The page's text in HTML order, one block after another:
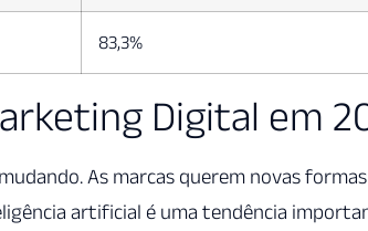
83,3%
Digital em
As marcas querem novas
artificial é uma tendência